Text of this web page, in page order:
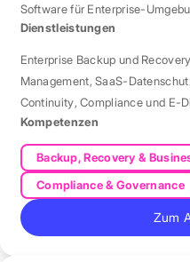
Software für Enterprise-
durch eine Niederlassung in
Dienstleistungen
Enterprise Backup und Recovery
Management,SaaS-
Continuity,Compliance und E-
Kompetenzen
Backup, Recovery &
Compliance & Governance
Zum